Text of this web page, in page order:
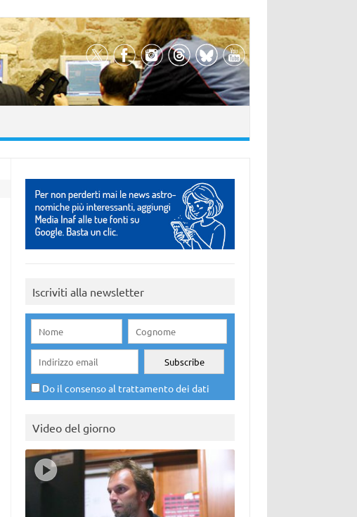
Iscriviti alla newsletter
Do il consenso al trattamento dei dati
Video del giorno